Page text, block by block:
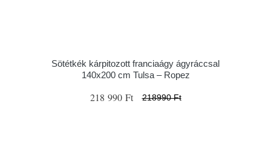
Sötétkék kárpitozott franciaágy ágyráccsal
140x200 cm Tulsa – Ropez
218 990 Ft 218990 Ft